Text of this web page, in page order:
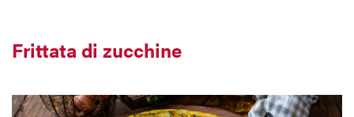
Frittata di zucchine